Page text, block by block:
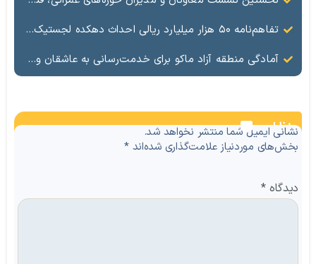
تفاهم‌نامه ۵۰ هزار میلیارد ریالی احداث دهکده لجستیک ماکو امضا شد
آمادگی منطقه آزاد ماکو برای خدمت‌رسانی به عاشقان ولایت در آیین وداع و تشییع قائد امت
نظرات
نشانی ایمیل شما منتشر نخواهد شد.
بخش‌های موردنیاز علامت‌گذاری شده‌اند*
دیدگاه*